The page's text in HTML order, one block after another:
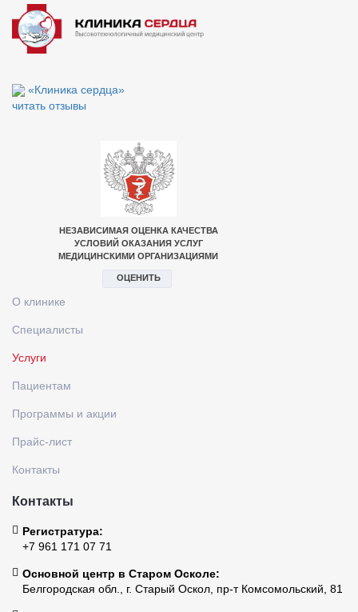
«Клиника сердца»
читать отзывы
О клинике
Специалисты
Услуги
Пациентам
Программы и акции
Прайс-лист
Контакты
Контакты
Регистратура:
+7 961 171 07 71
Основной центр в Старом Осколе:
Белгородская обл., г. Старый Оскол, пр-т Комсомольский, 81